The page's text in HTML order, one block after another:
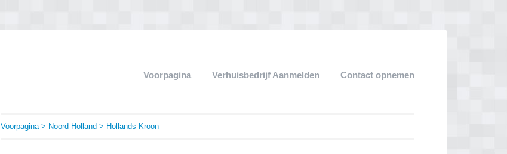
Voorpagina Verhuisbedrijf Aanmelden Contact opnemen
Voorpagina> Noord-Holland > Hollands Kroon